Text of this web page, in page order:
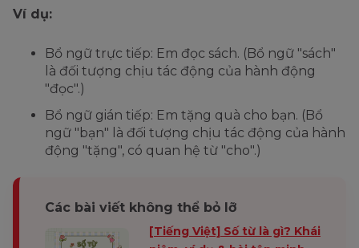
Ví dụ:
Bổ ngữ trực tiếp: Em đọc sách. (Bổ ngữ "sách"
là đối tượng chịu tác động của hành động
"đọc".)
Bổ ngữ gián tiếp: Em tặng quà cho bạn. (Bổ
ngữ "bạn" là đối tượng chịu tác động của hành
động "tặng", có quan hệ từ "cho".)
Các bài viết không thể bỏ lỡ
[Tiếng Việt] Số từ là gì? Khái